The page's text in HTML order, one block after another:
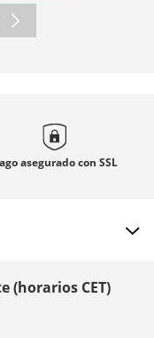
asegurado con SSL
(horarios CET)